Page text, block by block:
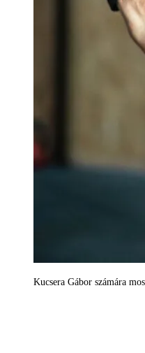
Kucsera Gábor számára